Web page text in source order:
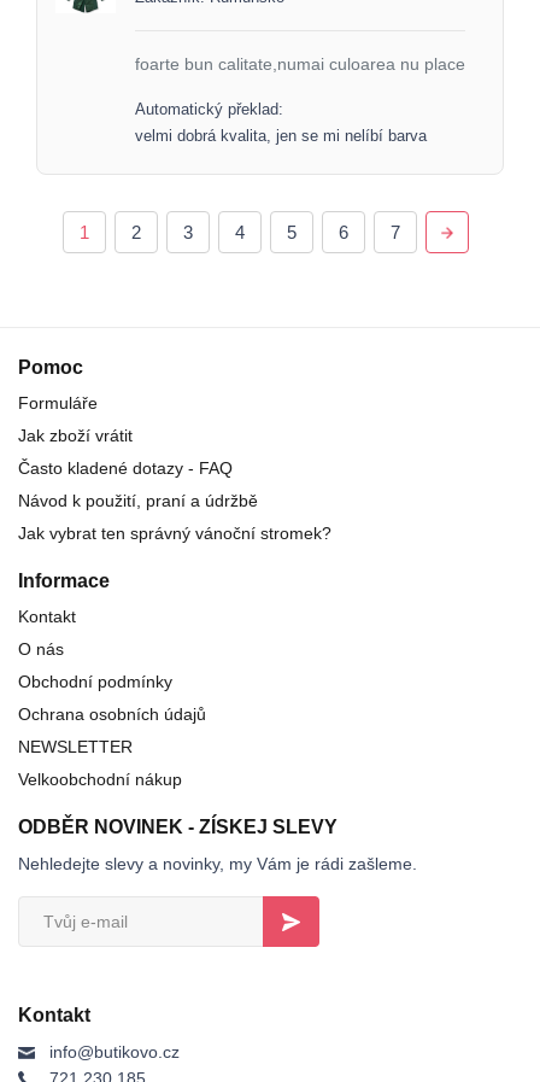
foarte bun calitate,numai culoarea nu place
Automatický překlad:
velmi dobrá kvalita, jen se mi nelíbí barva
1 2 3 4 5 6 7
Pomoc
Formuláře
Jak zboží vrátit
Často kladené dotazy - FAQ
Návod k použití, praní a údržbě
Jak vybrat ten správný vánoční stromek?
Informace
Kontakt
O nás
Obchodní podmínky
Ochrana osobních údajů
NEWSLETTER
Velkoobchodní nákup
ODBĚR NOVINEK - ZÍSKEJ SLEVY
Nehledejte slevy a novinky, my Vám je rádi zašleme.
Kontakt
info@butikovo.cz
721 230 185